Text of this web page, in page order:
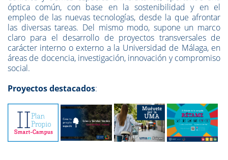
óptica común, con base en la sostenibilidad y en el
empleo de las nuevas tecnologías, desde la que afrontar
las diversas tareas. Del mismo modo, supone un marco
claro para el desarrollo de proyectos transversales de
carácter interno o externo a la Universidad de Málaga, en
áreas de docencia, investigación, innovación y compromiso
social.
Proyectos destacados: